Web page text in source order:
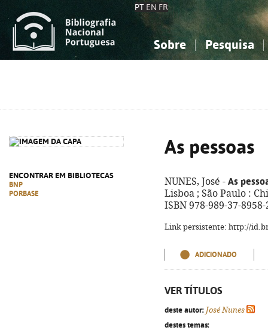
PT EN FR
Sobre Pesquisa
ENCONTRAR EM BIBLIOTECAS
BNP
PORBASE
As pessoas
NUNES, José - As
Lisboa ; São Paulo :
ISBN 978-989-37-8958-
Link persistente: http://
ADICIONADO
VER TÍTULOS
deste autor: José Nunes
destes temas: